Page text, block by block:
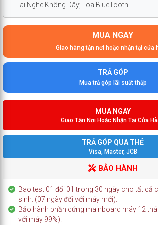
Tai Nghe Không Dây, Loa BlueTooth...
MUA NGAY
Giao hàng tận nơi hoặc nhận tại cửa
TRẢ GÓP
Mua trả góp lãi suất thấp
MUA NGAY
Giao Tận Nơi Hoặc Nhận Tại Cửa
TRẢ GÓP QUA THẺ
Visa, Master, JCB
BẢO HÀNH
Bao test 01 đổi 01 trong 30 ngày cho tất cả
sinh. (07 ngày đối với máy mới).
Bảo hành phần cứng mainboard máy 12
với máy 99%).